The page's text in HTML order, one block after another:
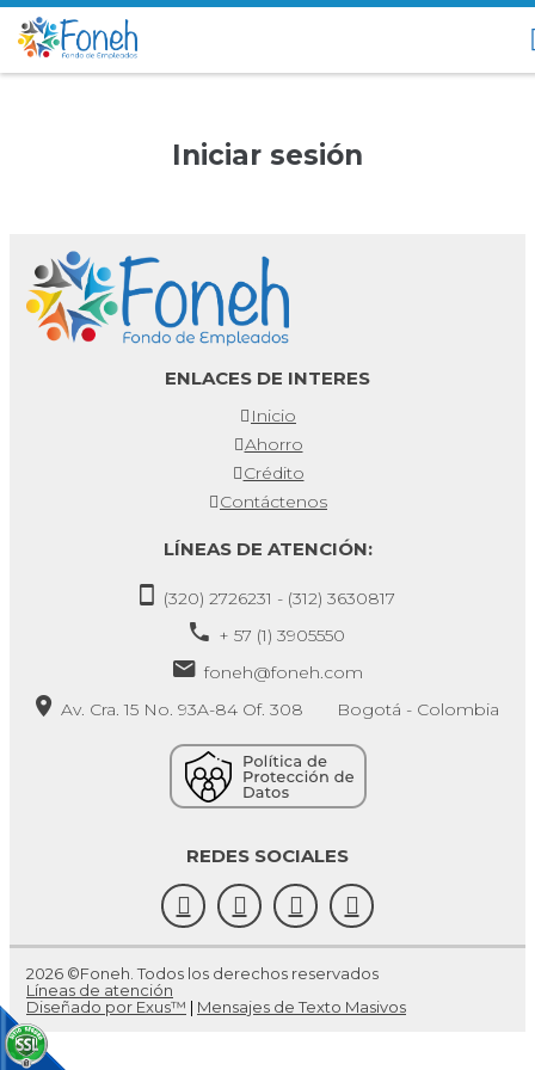
Iniciar sesión
ENLACES DE INTERES
Inicio
Ahorro
Crédito
Contáctenos
LÍNEAS DE ATENCIÓN:
(320) 2726231 - (312) 3630817
+ 57 (1) 3905550
foneh@foneh.com
Av. Cra. 15 No. 93A-84 Of. 308 Bogotá - Colombia
REDES SOCIALES
2026 ©Foneh. Todos los derechos reservados
Líneas de atención
Diseñado por Exus™ | Mensajes de Texto Masivos